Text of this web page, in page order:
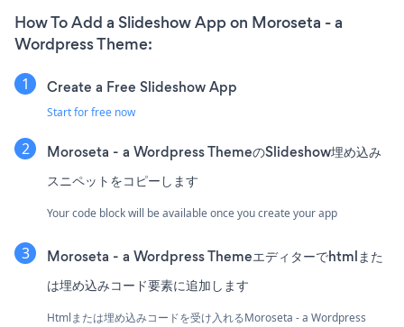
How To Add a Slideshow App on Moroseta - a
Wordpress Theme:
Create a Free Slideshow App
Start for free now
Moroseta - a Wordpress ThemeのSlideshow埋め込み
スニペットをコピーします
Your code block will be available once you create your app
Moroseta - a Wordpress Themeエディターでhtmlまた
は埋め込みコード要素に追加します
Htmlまたは埋め込みコードを受け入れるMoroseta - a Wordpress